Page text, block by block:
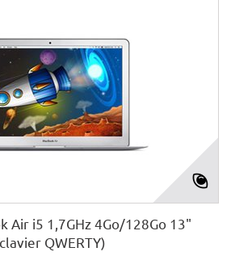
Air i5 1,7GHz 4Go/128Go 13"
QWERTY)